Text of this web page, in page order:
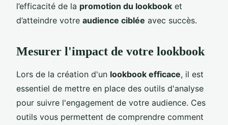
l’efficacité de la promotion du lookbook et
d’atteindre votre audience ciblée avec succès.
Mesurer l'impact de votre lookbook
Lors de la création d'un lookbook efficace, il est
essentiel de mettre en place des outils d'analyse
pour suivre l'engagement de votre audience. Ces
outils vous permettent de comprendre comment